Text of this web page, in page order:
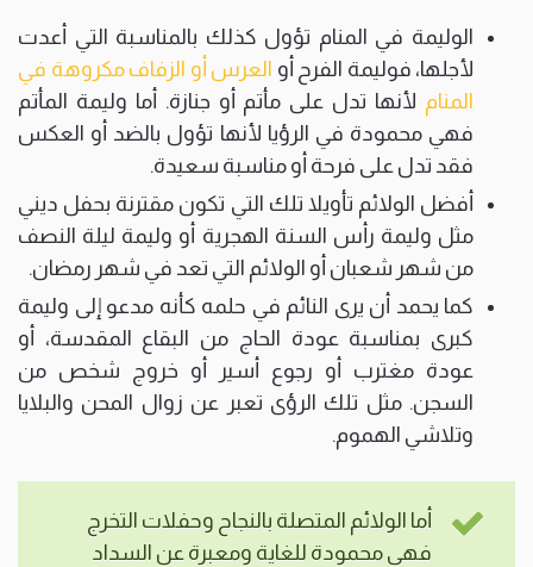
الوليمة في المنام تؤول كذلك بالمناسبة التي أعدت
لأجلها، فوليمة الفرح أو العرس أو الزفاف مكروهة في
المنام لأنها تدل على مأتم أو جنازة. أما وليمة المأتم
فهي محمودة في الرؤيا لأنها تؤول بالضد أو العكس
فقد تدل على فرحة أو مناسبة سعيدة.
أفضل الولائم تأويلا تلك التي تكون مقترنة بحفل ديني
مثل وليمة رأس السنة الهجرية أو وليمة ليلة النصف
من شهر شعبان أو الولائم التي تعد في شهر رمضان.
كما يحمد أن يرى النائم في حلمه كأنه مدعو إلى وليمة
كبرى بمناسبة عودة الحاج من البقاع المقدسة، أو
عودة مغترب أو رجوع أسير أو خروج شخص من
السجن. مثل تلك الرؤى تعبر عن زوال المحن والبلايا
وتلاشي الهموم.
أما الولائم المتصلة بالنجاح وحفلات التخرج
فهي محمودة للغاية ومعبرة عن السداد